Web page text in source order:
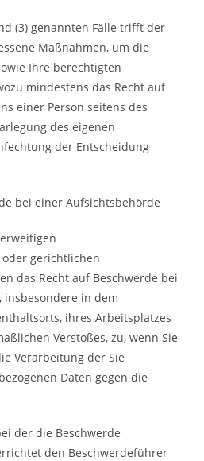
(3) genannten Fälle trifft der
Maßnahmen, um die
Ihre berechtigten
mindestens das Recht auf
einer Person seitens des
des eigenen
der Entscheidung
bei einer Aufsichtsbehörde
gerichtlichen
das Recht auf Beschwerde bei
in dem
ihres Arbeitsplatzes
Verstoßes, zu, wenn Sie
Verarbeitung der Sie
Daten gegen die
der die Beschwerde
den Beschwerdeführer